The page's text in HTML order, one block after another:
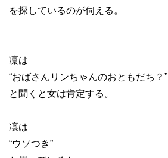
を探しているのが伺える。
凛は
“おばさんリンちゃんのおともだち？”
と聞くと女は肯定する。
凜は
“ウソつき”